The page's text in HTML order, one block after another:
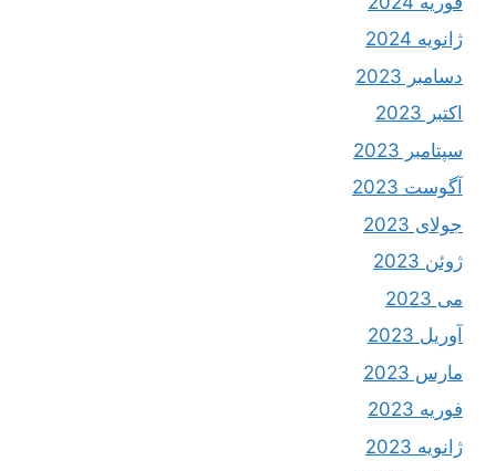
ژانویه 2024
دسامبر 2023
اکتبر 2023
سپتامبر 2023
آگوست 2023
جولای 2023
ژوئن 2023
می 2023
آوریل 2023
مارس 2023
فوریه 2023
ژانویه 2023